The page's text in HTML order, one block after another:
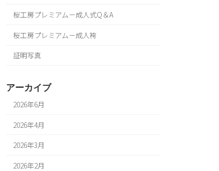
桜工房プレミアム－成人式Q＆A
桜工房プレミアム－成人袴
証明写真
アーカイブ
2026年6月
2026年4月
2026年3月
2026年2月